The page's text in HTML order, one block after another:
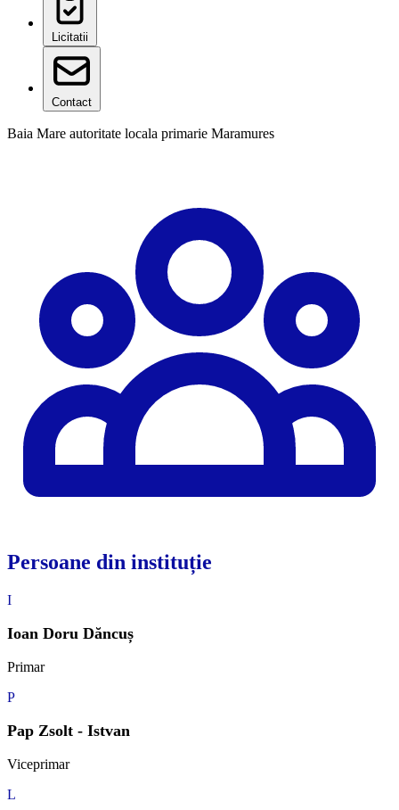
Licitatii
Contact
Baia Mare autoritate locala primarie Maramures
Persoane din instituție
I
Ioan Doru Dăncuș
Primar
P
Pap Zsolt - Istvan
Viceprimar
L